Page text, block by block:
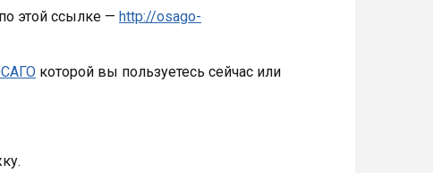
этой ссылке — http://osago-
которой вы пользуетесь сейчас или